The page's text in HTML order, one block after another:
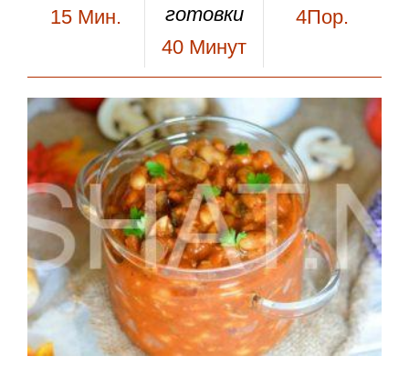
15 Мин.
готовки
40 Минут
4Пор.